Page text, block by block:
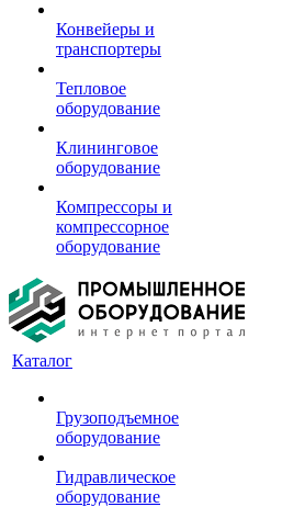
Конвейеры и
транспортеры
Тепловое
оборудование
Клининговое
оборудование
Компрессоры и
компрессорное
оборудование
Каталог
Грузоподъемное
оборудование
Гидравлическое
оборудование